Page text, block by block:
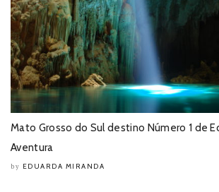
Mato Grosso do Sul destino Número 1 de
Aventura
by EDUARDA MIRANDA